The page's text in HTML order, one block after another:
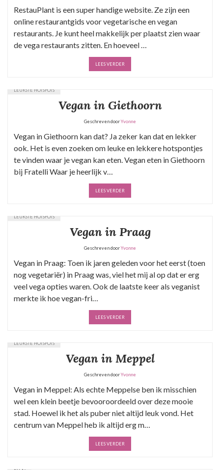
RestauPlant is een super handige website. Ze zijn een
online restaurantgids voor vegetarische en vegan
restaurants. Je kunt heel makkelijk per plaatst zien waar
de vega restaurants zitten. En hoeveel …
LEES VERDER
LEUKSTE HOTSPOTS
Vegan in Giethoorn
Geschreven doorYvonne
Vegan in Giethoorn kan dat? Ja zeker kan dat en lekker
ook. Het is even zoeken om leuke en lekkere hotspontjes
te vinden waar je vegan kan eten. Vegan eten in Giethoorn
bij Fratelli Waar je heerlijk v…
LEES VERDER
LEUKSTE HOTSPOTS
Vegan in Praag
Geschreven doorYvonne
Vegan in Praag: Toen ik jaren geleden voor het eerst (toen
nog vegetariër) in Praag was, viel het mij al op dat er erg
veel vega opties waren. Ook de laatste keer als veganist
merkte ik hoe vegan-fri…
LEES VERDER
LEUKSTE HOTSPOTS
Vegan in Meppel
Geschreven doorYvonne
Vegan in Meppel: Als echte Meppelse ben ik misschien
wel een klein beetje bevooroordeeld over deze mooie
stad. Hoewel ik het als puber niet altijd leuk vond. Het
centrum van Meppel heb ik altijd erg m…
LEES VERDER